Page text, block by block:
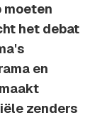
moeten
het debat
en
zenders